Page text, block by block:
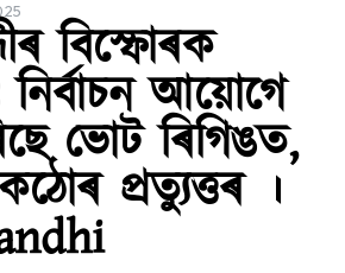
বিস্ফোৰক
আয়োগে
ভোট ৰিগিঙত,
প্ৰত্যুত্তৰ ।